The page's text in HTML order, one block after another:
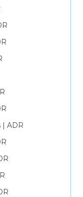
| ADR